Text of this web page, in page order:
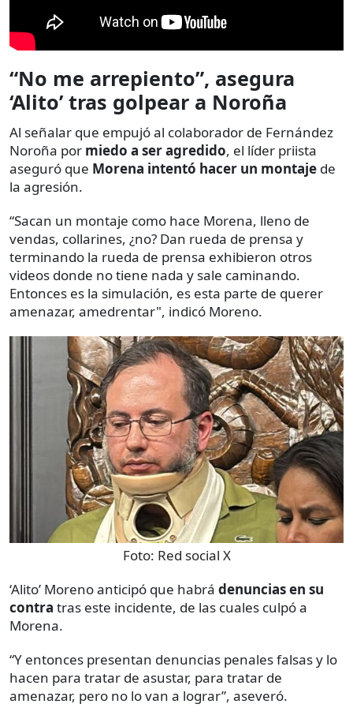
“No me arrepiento”, asegura
‘Alito’ tras golpear a Noroña
Al señalar que empujó al colaborador de Fernández
Noroña por miedo a ser agredido, el líder priista
aseguró que Morena intentó hacer un montaje de
la agresión.
“Sacan un montaje como hace Morena, lleno de
vendas, collarines, ¿no? Dan rueda de prensa y
terminando la rueda de prensa exhibieron otros
videos donde no tiene nada y sale caminando.
Entonces es la simulación, es esta parte de querer
amenazar, amedrentar", indicó Moreno.
Foto: Red social X
‘Alito’ Moreno anticipó que habrá denuncias en su
contra tras este incidente, de las cuales culpó a
Morena.
“Y entonces presentan denuncias penales falsas y lo
hacen para tratar de asustar, para tratar de
amenazar, pero no lo van a lograr”, aseveró.